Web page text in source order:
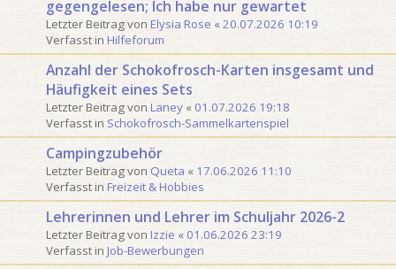
e
S
c
h
e
o
n
0
gegengelesen; Ich habe nur gewartet
Letzter Beitrag von Elysia Rose «20.07.2026 10:19
Verfasst in Hilfeforum
Anzahl der Schokofrosch-Karten insgesamt und
Häufigkeit eines Sets
Letzter Beitrag von Laney « 01.07.2026 19:18
Verfasst in Schokofrosch-Sammelkartenspiel
Campingzubehör
Letzter Beitrag von Queta « 17.06.2026 11:10
Verfasst in Freizeit & Hobbies
Lehrerinnen und Lehrer im Schuljahr 2026-2
Letzter Beitrag von Izzie « 01.06.2026 23:19
Verfasst in Job-Bewerbungen